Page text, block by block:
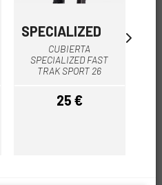
SPECIALIZED
CUBIERTA
SPECIALIZED FAST
TRAK SPORT 26
Prezzo
25 €